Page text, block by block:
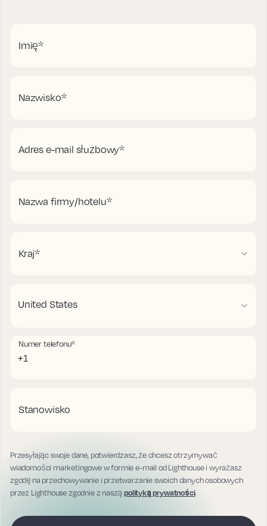
Imię*
Nazwisko*
Adres e-mail służbowy*
Nazwa firmy/hotelu*
Kraj*
Numer telefonu*
Stanowisko
Przesyłając swoje dane, potwierdzasz, że chcesz otrzymywać
wiadomości marketingowe w formie e-mail od Lighthouse i wyrażasz
zgodę na przechowywanie i przetwarzanie swoich danych osobowych
przez Lighthouse zgodnie z nasząpolityką prywatności.